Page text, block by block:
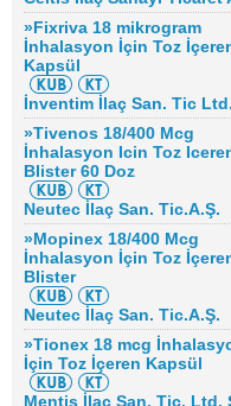
»Fixriva 18 mikrogram
İnhalasyon İçin Toz
Kapsül
İnventim İlaç San. Tic
»Tivenos 18/400 Mcg
İnhalasyon Icin Toz
Blister 60 Doz
Neutec İlaç San. Tic.A.Ş.
»Mopinex 18/400 Mcg
İnhalasyon İçin Toz
Blister
Neutec İlaç San. Tic.A.Ş.
»Tionex 18 mcg
İçin Toz İçeren Kapsül
Mentis İlaç San. Tic. Ltd.